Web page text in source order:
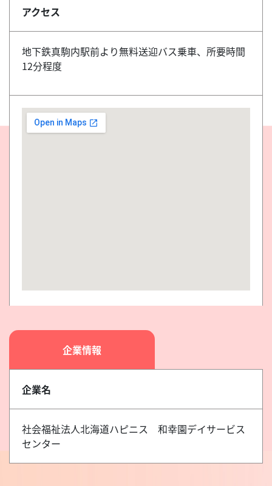
アクセス
地下鉄真駒内駅前より無料送迎バス乗車、所要時間
12分程度
企業情報
企業名
社会福祉法人北海道ハピニス 和幸園デイサービス
センター